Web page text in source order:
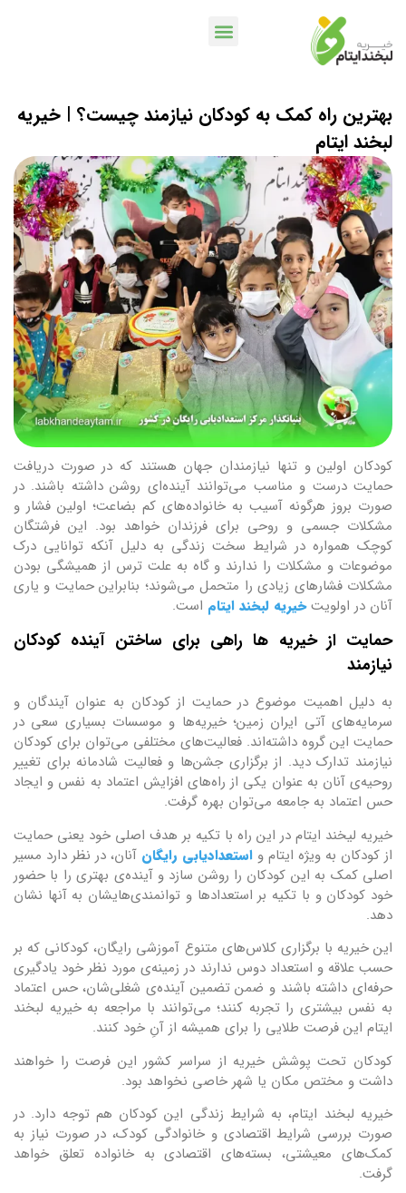
بهترین راه کمک به کودکان نیازمند چیست؟ | خیریه
لبخند ایتام
کودکان اولین و تنها نیازمندان جهان هستند که در صورت دریافت
حمایت درست و مناسب می‌توانند آینده‌ای روشن داشته باشند. در
صورت بروز هرگونه آسیب به خانواده‌های کم بضاعت؛ اولین فشار و
مشکلات جسمی و روحی برای فرزندان خواهد بود. این فرشتگان
کوچک همواره در شرایط سخت زندگی به دلیل آنکه توانایی درک
موضوعات و مشکلات را ندارند و گاه به علت ترس از همیشگی بودن
مشکلات فشارهای زیادی را متحمل می‌شوند؛ بنابراین حمایت و یاری
آنان در اولویتخیریه لبخند ایتام است.
حمایت از خیریه ها راهی برای ساختن آینده کودکان
نیازمند
به دلیل اهمیت موضوع در حمایت از کودکان به عنوان آیندگان و
سرمایه‌های آتی ایران زمین؛ خیریه‌ها و موسسات بسیاری سعی در
حمایت این گروه داشته‌اند. فعالیت‌های مختلفی می‌توان برای کودکان
نیازمند تدارک دید. از برگزاری جشن‌ها و فعالیت شادمانه برای تغییر
روحیه‌ی آنان به عنوان یکی از راه‌های افزایش اعتماد به نفس و ایجاد
حس اعتماد به جامعه می‌توان بهره گرفت.
خیریه لیخند ایتام در این راه با تکیه بر هدف اصلی خود یعنی حمایت
از کودکان به ویژه ایتام و استعدادیابی رایگان آنان، در نظر دارد مسیر
اصلی کمک به این کودکان را روشن سازد و آینده‌ی بهتری را با حضور
خود کودکان و با تکیه بر استعدادها و توانمندی‌هایشان به آنها نشان
دهد.
این خیریه با برگزاری کلاس‌های متنوع آموزشی رایگان، کودکانی که بر
حسب علاقه و استعداد دوس ندارند در زمینه‌ی مورد نظر خود یادگیری
حرفه‌ای داشته باشند و ضمن تضمین آینده‌ی شغلی‌شان، حس اعتماد
به نفس بیشتری را تجربه کنند؛ می‌توانند با مراجعه به خیریه لبخند
ایتام این فرصت طلایی را برای همیشه از آنِ خود کنند.
کودکان تحت پوشش خیریه از سراسر کشور این فرصت را خواهند
داشت و مختص مکان یا شهر خاصی نخواهد بود.
خیریه لبخند ایتام، به شرایط زندگی این کودکان هم توجه دارد. در
صورت بررسی شرایط اقتصادی و خانوادگی کودک، در صورت نیاز به
کمک‌های معیشتی، بسته‌های اقتصادی به خانواده تعلق خواهد
گرفت.